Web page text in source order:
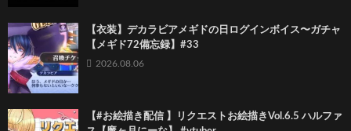
【衣装】デカラビアメギドの日ログインボイス〜ガチャ
【メギド72備忘録】#33
2026.08.06
【#お絵描き配信 】リクエストお絵描きVol.6.5 ハルファ